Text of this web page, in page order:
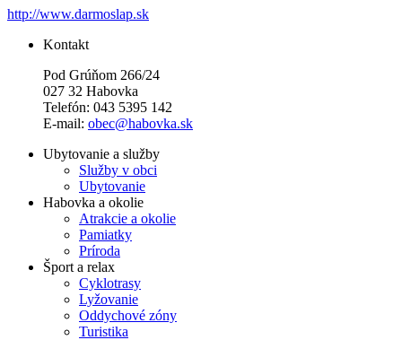
http://www.darmoslap.sk
Kontakt
Pod Grúňom 266/24
027 32 Habovka
Telefón: 043 5395 142
E-mail: obec@habovka.sk
Ubytovanie a služby
Služby v obci
Ubytovanie
Habovka a okolie
Atrakcie a okolie
Pamiatky
Príroda
Šport a relax
Cyklotrasy
Lyžovanie
Oddychové zóny
Turistika